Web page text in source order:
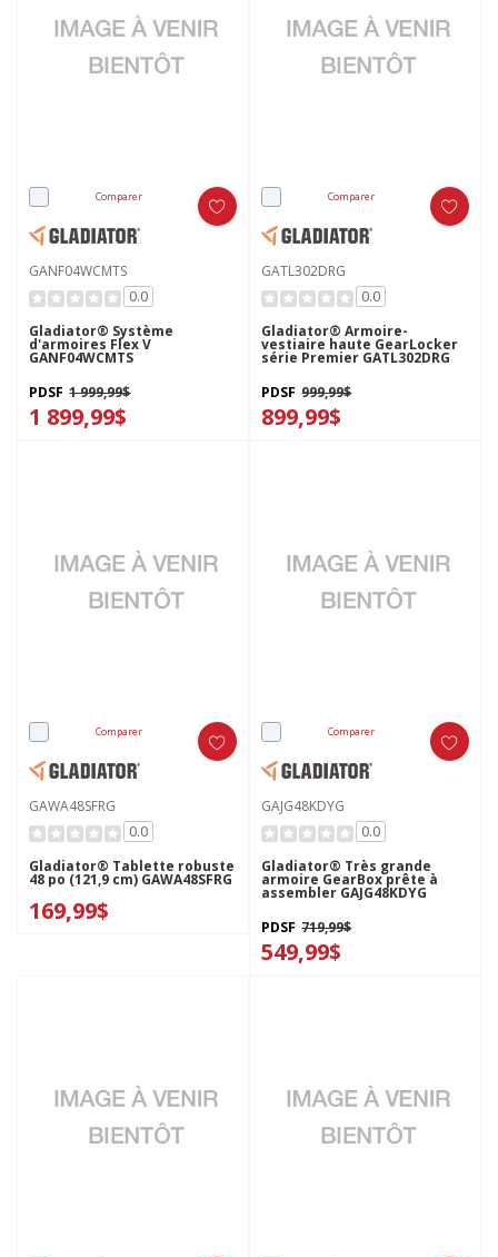
Comparer
GANF04WCMTS
0.0
Gladiator® Système
d'armoires Flex V
GANF04WCMTS
PDSF 1 999,99$
1 899,99$
Comparer
GATL302DRG
0.0
Gladiator® Armoire-
vestiaire haute GearLocker
série Premier GATL302DRG
PDSF 999,99$
899,99$
Comparer
GAWA48SFRG
0.0
Gladiator® Tablette robuste
48 po (121,9 cm) GAWA48SFRG
169,99$
Comparer
GAJG48KDYG
0.0
Gladiator® Très grande
armoire GearBox prête à
assembler GAJG48KDYG
PDSF 719,99$
549,99$